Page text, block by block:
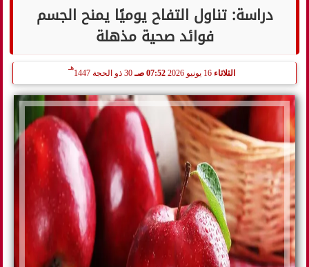
دراسة: تناول التفاح يوميًا يمنح الجسم
فوائد صحية مذهلة
الثلاثاء 07:52 صـ 30 ذو الحجة 1447
هـ